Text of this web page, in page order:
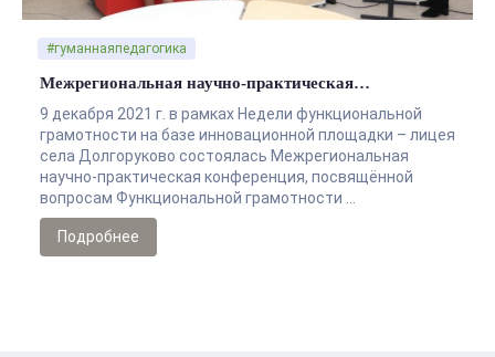
Межрегиональная научно-практическая…
9 декабря 2021 г. в рамках Недели функциональной
грамотности на базе инновационной площадки – лицея
села Долгоруково состоялась Межрегиональная
научно-практическая конференция, посвящённой
вопросам Функциональной грамотности …
#гуманнаяпедагогика
Подробнее